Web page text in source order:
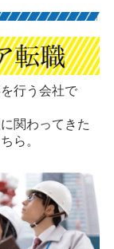
行う会社で
関わってきた
ら。